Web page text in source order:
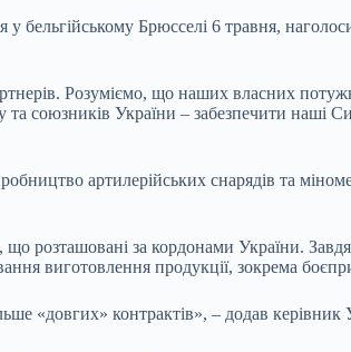
бельгійському Брюсселі 6 травня,
Розуміємо, що наших власних
союзників України – забезпечити наші
артилерійських снарядів та
розташовані за кордонами України.
виготовлення продукції, зокрема
«довгих» контрактів», – додав